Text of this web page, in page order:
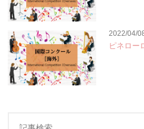
2022/04/
ピネロー